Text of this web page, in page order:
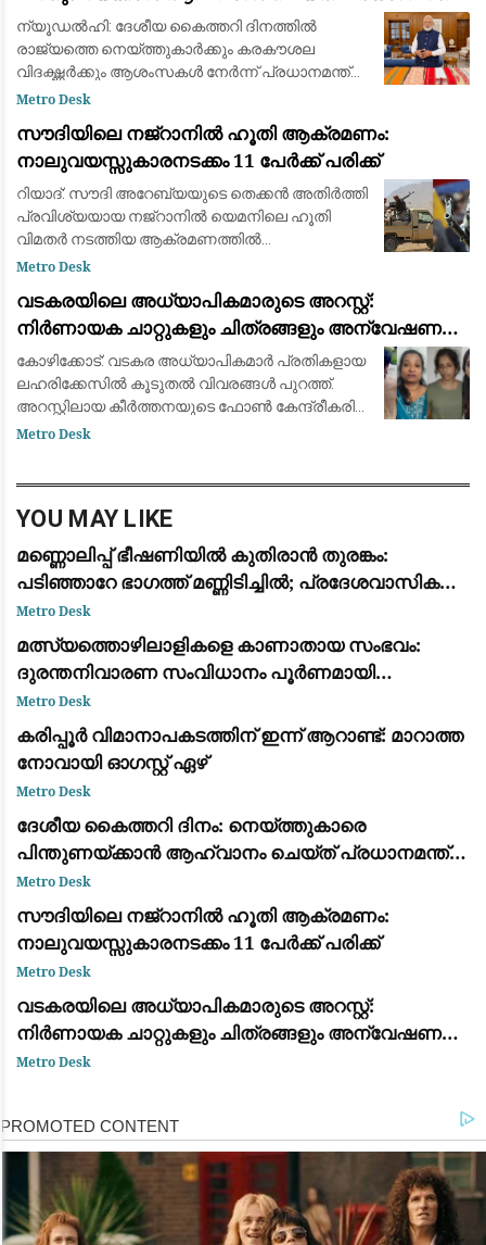
നരേന്ദ്ര മോദി
ന്യൂഡൽഹി: ദേശീയ കൈത്തറി ദിനത്തിൽ
രാജ്യത്തെ നെയ്ത്തുകാർക്കും കരകൗശല
വിദഗ്ദ്ധർക്കും ആശംസകൾ നേർന്ന് പ്രധാനമന്ത്രി
നരേന്ദ്ര മോദി. ഇന്ത്യയുടെ സമ്പന്നമായ
മാറ്റിവെച്ച
Metro Desk
സൗദിയിലെ നജ്‌റാനിൽ ഹൂതി ആക്രമണം:
നാലുവയസ്സുകാരനടക്കം 11 പേർക്ക് പരിക്ക്
റിയാദ്: സൗദി അറേബ്യയുടെ തെക്കൻ അതിർത്തി
പ്രവിശ്യയായ നജ്‌റാനിൽ യെമനിലെ ഹൂതി
വിമതർ നടത്തിയ ആക്രമണത്തിൽ
നാലുവയസ്സുകാരൻ ഉൾപ്പെടെ 11 പേർക്ക്
സാധാരണക്കാരെയും ലക്ഷ്യമിട്ട് വ്യാ
Metro Desk
വടകരയിലെ അധ്യാപികമാരുടെ അറസ്റ്റ്:
നിർണായക ചാറ്റുകളും ചിത്രങ്ങളും അന്വേഷണ
സംഘത്തിന് ലഭിച്ചു
കോഴിക്കോട്: വടകര അധ്യാപികമാര്‍ പ്രതികളായ
ലഹരിക്കേസില്‍ കൂടുതല്‍ വിവരങ്ങള്‍ പുറത്ത്.
അറസ്റ്റിലായ കീര്‍ത്തനയുടെ ഫോണ്‍ കേന്ദ്രീകരിച്ച്
നത്തിയ അന്വേഷണത്തിലാണ് പൊലീസിന്
Metro Desk
YOU MAY LIKE
മണ്ണൊലിപ്പ് ഭീഷണിയിൽ കുതിരാൻ തുരങ്കം:
പടിഞ്ഞാറേ ഭാഗത്ത് മണ്ണിടിച്ചിൽ; പ്രദേശവാസികളും
യാത്രക്കാരും ആശങ്കയിൽ
Metro Desk
മത്സ്യത്തൊഴിലാളികളെ കാണാതായ സംഭവം:
ദുരന്തനിവാരണ സംവിധാനം പൂർണമായി
പരാജയപ്പെട്ടു; കടുത്ത വിമർശനവുമായി ഫാ. യൂജിൻ
പെരേര
Metro Desk
കരിപ്പൂർ വിമാനാപകടത്തിന് ഇന്ന് ആറാണ്ട്: മാറാത്ത
നോവായി ഓഗസ്റ്റ് ഏഴ്
Metro Desk
ദേശീയ കൈത്തറി ദിനം: നെയ്ത്തുകാരെ
പിന്തുണയ്ക്കാൻ ആഹ്വാനം ചെയ്ത് പ്രധാനമന്ത്രി
നരേന്ദ്ര മോദി
Metro Desk
സൗദിയിലെ നജ്‌റാനിൽ ഹൂതി ആക്രമണം:
നാലുവയസ്സുകാരനടക്കം 11 പേർക്ക് പരിക്ക്
Metro Desk
വടകരയിലെ അധ്യാപികമാരുടെ അറസ്റ്റ്:
നിർണായക ചാറ്റുകളും ചിത്രങ്ങളും അന്വേഷണ
സംഘത്തിന് ലഭിച്ചു
Metro Desk